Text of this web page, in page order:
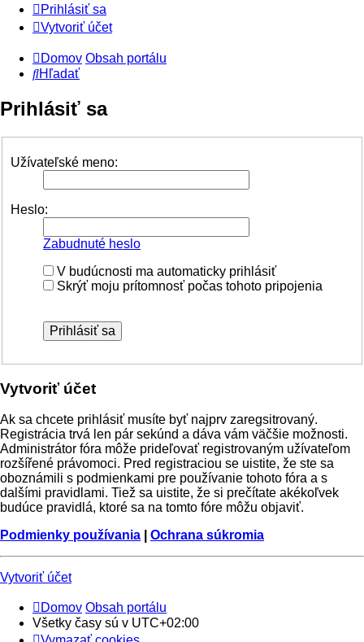
Prihlásiť sa
Vytvoriť účet
Domov Obsah portálu
Hľadať
Prihlásiť sa
Užívateľské meno:
Heslo:
Zabudnuté heslo
V budúcnosti ma automaticky prihlásiť
Skrýť moju prítomnosť počas tohoto pripojenia
Vytvoriť účet
Ak sa chcete prihlásiť musíte byť najprv zaregsitrovaný.
Registrácia trvá len pár sekúnd a dáva vám väčšie možnosti.
Administrátor fóra môže prideľovať registrovaným užívateľom
rozšířené právomoci. Pred registraciou se uistite, že ste sa
oboznámili s podmienkami pre používanie tohoto fóra a s
dalšími pravidlami. Tiež sa uistite, že si prečítate akékoľvek
budúce pravidlá, ktoré sa na tomto fóre môžu objaviť.
Podmienky používania
Ochrana súkromia
Vytvoriť účet
Domov Obsah portálu
Všetky časy sú v UTC+02:00